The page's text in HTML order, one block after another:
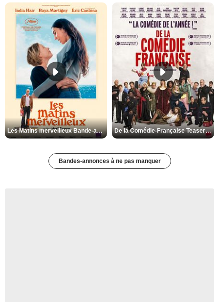
Les Matins merveilleux Bande-annonce VF De la Comédie-Française Teaser VF
Bandes-annonces à ne pas manquer